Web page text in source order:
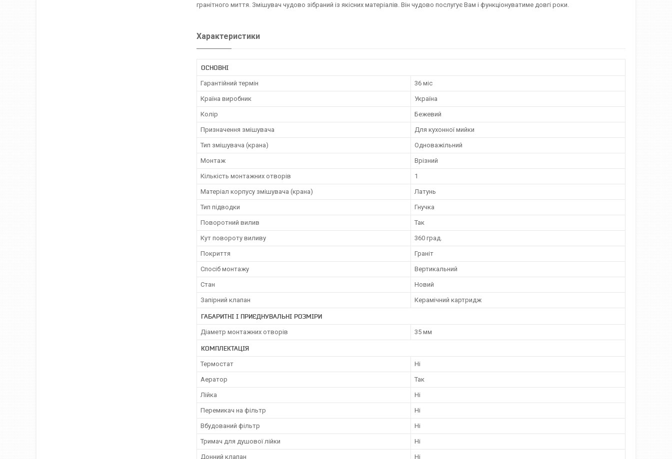
гранітного миття. Змішувач чудово зібраний із якісних матеріалів. Він чудово послугує Вам і функціонуватиме довгі роки.
Характеристики
ОСНОВНІ
Гарантійний термін 36 міс
Країна виробник Україна
Колір Бежевий
Призначення змішувача Для кухонної мийки
Тип змішувача (крана) Одноважільний
Монтаж Врізний
Кількість монтажних отворів 1
Матеріал корпусу змішувача (крана) Латунь
Тип підводки Гнучка
Поворотний вилив Так
Кут повороту виливу 360 град.
Покриття Граніт
Спосіб монтажу Вертикальний
Стан Новий
Запірний клапан Керамічний картридж
ГАБАРИТНІ І ПРИЄДНУВАЛЬНІ РОЗМІРИ
Діаметр монтажних отворів 35 мм
КОМПЛЕКТАЦІЯ
Термостат Ні
Аератор Так
Лійка Ні
Перемикач на фільтр Ні
Вбудований фільтр Ні
Тримач для душової лійки Ні
Донний клапан Ні